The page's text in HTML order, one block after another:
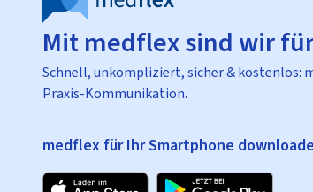
Mit medflex sind wir
Schnell, unkompliziert, sicher & kostenlos:
Praxis-Kommunikation.
medflex für Ihr Smartphone